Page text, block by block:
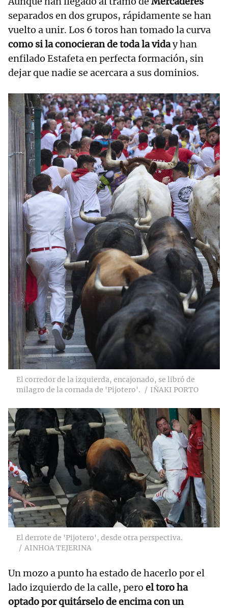
separados en dos grupos, rápidamente se han
vuelto a unir. Los 6 toros han tomado la curva
como si la conocieran de toda la viday han
enfilado Estafeta en perfecta formación, sin
dejar que nadie se acercara a sus dominios.
El corredor de la izquierda, encajonado, se libró de
milagro de la cornada de 'Pijotero'.
IÑAKI PORTO
El derrote de 'Pijotero', desde otra perspectiva.
AINHOA TEJERINA
Un mozo a punto ha estado de hacerlo por el
lado izquierdo de la calle, pero el toro ha
optado por quitárselo de encima con un